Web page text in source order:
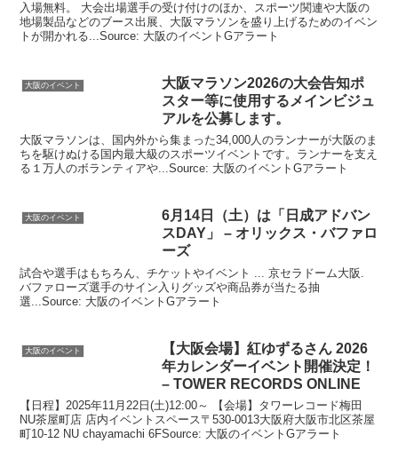
入場無料。 大会出場選手の受け付けのほか、スポーツ関連や大阪の
地場製品などのブース出展、大阪マラソンを盛り上げるためのイベン
トが開かれる...Source: 大阪のイベントGアラート
大阪のイベント 大阪マラソン2026の大会告知ポ
スター等に使用するメインビジュ
アルを公募します。
大阪マラソンは、国内外から集まった34,000人のランナーが大阪のま
ちを駆けぬける国内最大級のスポーツイベントです。ランナーを支え
る１万人のボランティアや...Source: 大阪のイベントGアラート
大阪のイベント
6月14日（土）は「日成アドバン
スDAY」 – オリックス・バファロ
ーズ
試合や選手はもちろん、チケットやイベント ... 京セラドーム大阪.
バファローズ選手のサイン入りグッズや商品券が当たる抽
選...Source: 大阪のイベントGアラート
大阪のイベント 【大阪会場】紅ゆずるさん 2026
年カレンダーイベント 開催決定！
– TOWER RECORDS ONLINE
【日程】2025年11月22日(土)12:00～ 【会場】タワーレコード梅田
NU茶屋町店 店内イベントスペース〒530-0013大阪府大阪市北区茶屋
町10-12 NU chayamachi 6FSource: 大阪のイベントGアラート